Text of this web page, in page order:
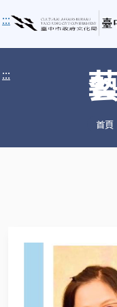
:::
:::
首頁